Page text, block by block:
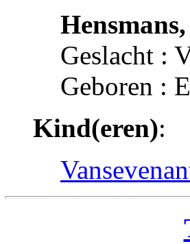
Geslacht :
Geboren :
Kind(eren):